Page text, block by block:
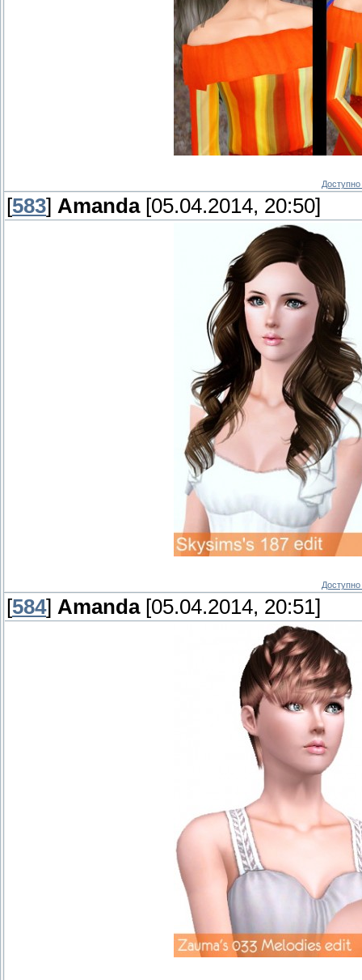
[583] Amanda[05.04.2014, 20:50]
[584] Amanda[05.04.2014, 20:51]